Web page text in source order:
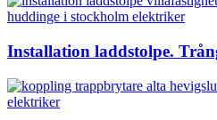
Installation laddstolpe.